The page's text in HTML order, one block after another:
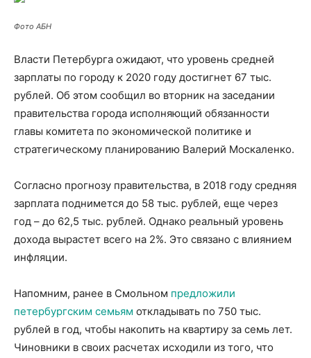
Фото АБН
Власти Петербурга ожидают, что уровень средней
зарплаты по городу к 2020 году достигнет 67 тыс.
рублей. Об этом сообщил во вторник на заседании
правительства города исполняющий обязанности
главы комитета по экономической политике и
стратегическому планированию Валерий Москаленко.
Согласно прогнозу правительства, в 2018 году средняя
зарплата поднимется до 58 тыс. рублей, еще через
год – до 62,5 тыс. рублей. Однако реальный уровень
дохода вырастет всего на 2%. Это связано с влиянием
инфляции.
Напомним, ранее в Смольном предложили
петербургским семьям откладывать по 750 тыс.
рублей в год, чтобы накопить на квартиру за семь лет.
Чиновники в своих расчетах исходили из того, что